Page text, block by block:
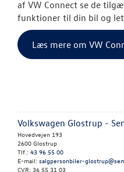
af VW Connect se de
funktioner til din bil og
Læs mere om VW
Volkswagen Glostrup -
Hovedvejen 193
2600 Glostrup
Tlf.: 43 96 55 00
E-mail: salgpersonbiler-
CVR: 36 55 31 03